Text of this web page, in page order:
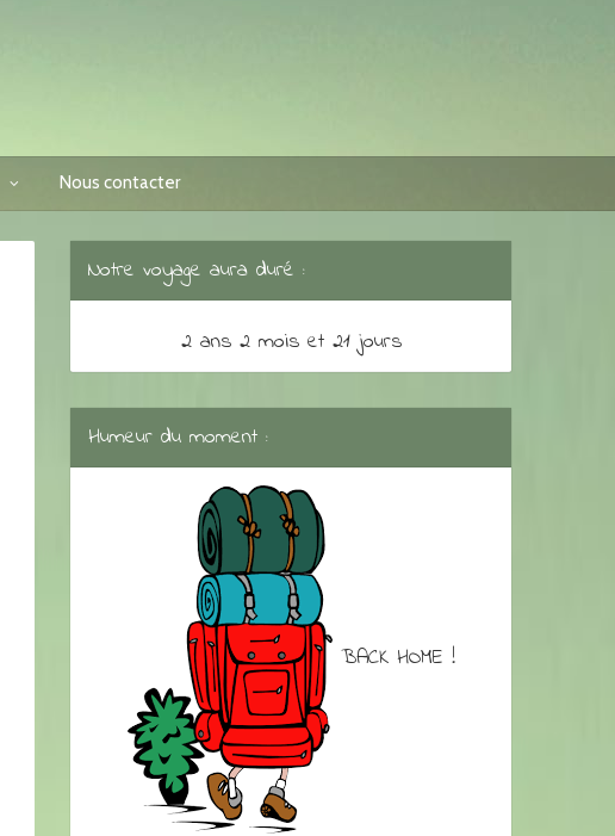
Nous contacter
Notre voyage aura duré :
2 ans 2 mois et 21 jours
Humeur du moment :
BACK HOME !